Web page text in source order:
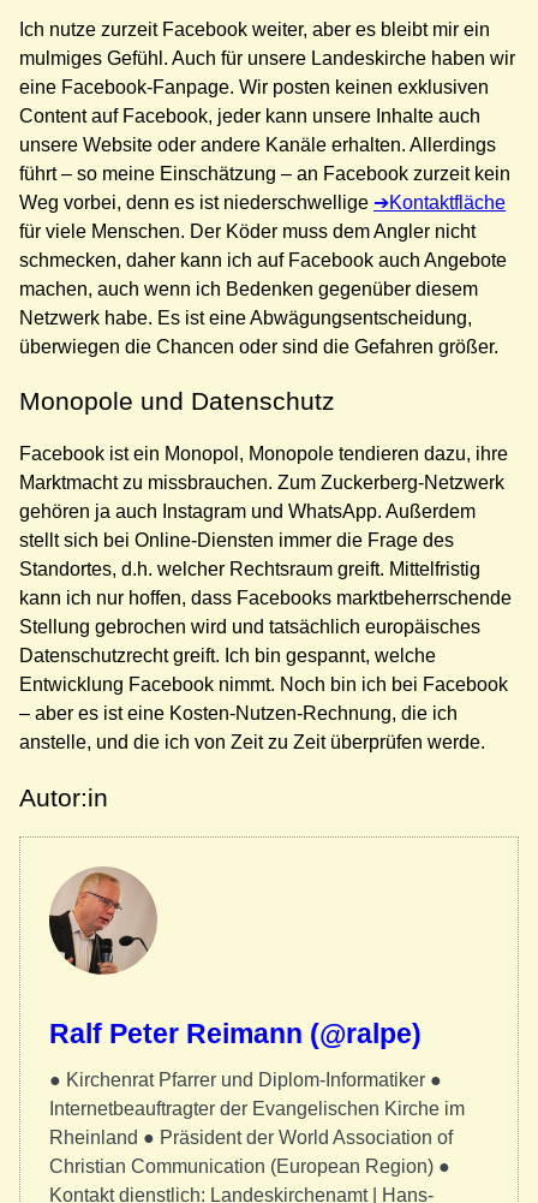
Ich nutze zurzeit Facebook weiter, aber es bleibt mir ein
mulmiges Gefühl. Auch für unsere Landeskirche haben wir
eine Facebook-Fanpage. Wir posten keinen exklusiven
Content auf Facebook, jeder kann unsere Inhalte auch
unsere Website oder andere Kanäle erhalten. Allerdings
führt – so meine Einschätzung – an Facebook zurzeit kein
Weg vorbei, denn es ist niederschwellige
Kontaktfläche
für viele Menschen. Der Köder muss dem Angler nicht
schmecken, daher kann ich auf Facebook auch Angebote
machen, auch wenn ich Bedenken gegenüber diesem
Netzwerk habe. Es ist eine Abwägungsentscheidung,
überwiegen die Chancen oder sind die Gefahren größer.
Monopole und Datenschutz
Facebook ist ein Monopol, Monopole tendieren dazu, ihre
Marktmacht zu missbrauchen. Zum Zuckerberg-Netzwerk
gehören ja auch Instagram und WhatsApp. Außerdem
stellt sich bei Online-Diensten immer die Frage des
Standortes, d.h. welcher Rechtsraum greift. Mittelfristig
kann ich nur hoffen, dass Facebooks marktbeherrschende
Stellung gebrochen wird und tatsächlich europäisches
Datenschutzrecht greift. Ich bin gespannt, welche
Entwicklung Facebook nimmt. Noch bin ich bei Facebook
– aber es ist eine Kosten-Nutzen-Rechnung, die ich
anstelle, und die ich von Zeit zu Zeit überprüfen werde.
Autor:in
Ralf Peter Reimann (@ralpe)
● Kirchenrat Pfarrer und Diplom-Informatiker ●
Internetbeauftragter der Evangelischen Kirche im
Rheinland ● Präsident der World Association of
Christian Communication (European Region) ●
Kontakt dienstlich: Landeskirchenamt | Hans-